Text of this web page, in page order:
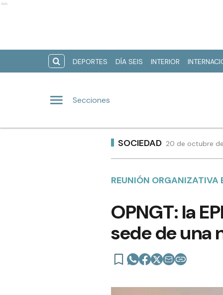
Ads
DEPORTES DÍA SEIS INTERIOR
Secciones
SOCIEDAD 20 de octubre
REUNIÓN ORGANIZATIVA
OPNGT: la
sede de una